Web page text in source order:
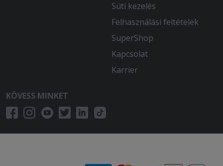
Süti kezelés
Felhasználási feltételek
SuperShop
Kapcsolat
Karrier
KÖVESS MINKET